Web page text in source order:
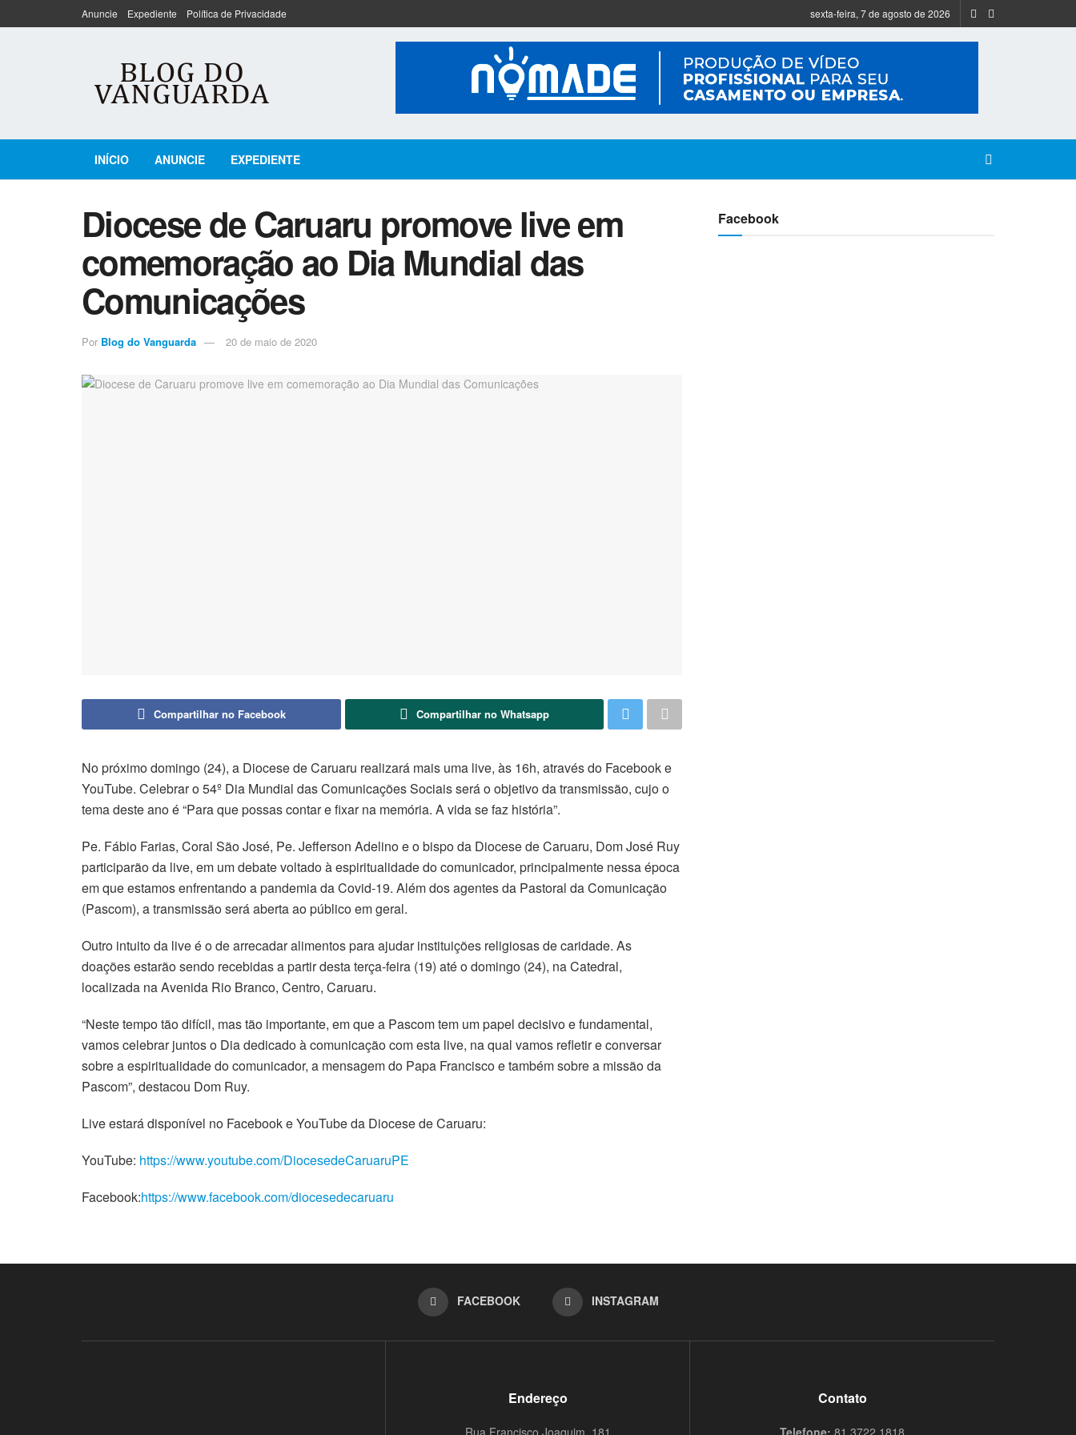
Anuncie Expediente Política de Privacidade sexta-feira, 7 de agosto de 2026
INÍCIO ANUNCIE EXPEDIENTE
Diocese de Caruaru promove live em
comemoração ao Dia Mundial das
Comunicações
Por Blog do Vanguarda 20 de maio de 2020
Compartilhar no Facebook Compartilhar no Whatsapp
No próximo domingo (24), a Diocese de Caruaru realizará mais uma live, às 16h, através do Facebook e
YouTube. Celebrar o 54º Dia Mundial das Comunicações Sociais será o objetivo da transmissão, cujo o
tema deste ano é “Para que possas contar e fixar na memória. A vida se faz história”.
Pe. Fábio Farias, Coral São José, Pe. Jefferson Adelino e o bispo da Diocese de Caruaru, Dom José Ruy
participarão da live, em um debate voltado à espiritualidade do comunicador, principalmente nessa época
em que estamos enfrentando a pandemia da Covid-19. Além dos agentes da Pastoral da Comunicação
(Pascom), a transmissão será aberta ao público em geral.
Outro intuito da live é o de arrecadar alimentos para ajudar instituições religiosas de caridade. As
doações estarão sendo recebidas a partir desta terça-feira (19) até o domingo (24), na Catedral,
localizada na Avenida Rio Branco, Centro, Caruaru.
“Neste tempo tão difícil, mas tão importante, em que a Pascom tem um papel decisivo e fundamental,
vamos celebrar juntos o Dia dedicado à comunicação com esta live, na qual vamos refletir e conversar
sobre a espiritualidade do comunicador, a mensagem do Papa Francisco e também sobre a missão da
Pascom”, destacou Dom Ruy.
Live estará disponível no Facebook e YouTube da Diocese de Caruaru:
YouTube: https://www.youtube.com/DiocesedeCaruaruPE
Facebook:https://www.facebook.com/diocesedecaruaru
Facebook
FACEBOOK INSTAGRAM
Endereço
Rua Francisco Joaquim, 181
Contato
Telefone: 81 3722.1818